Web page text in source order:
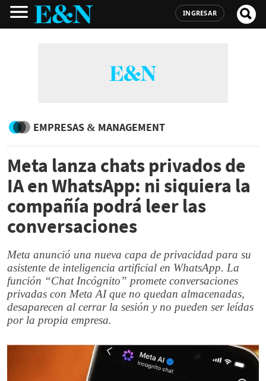
INGRESAR
EMPRESAS & MANAGEMENT
Meta lanza chats privados de
IA en WhatsApp: ni siquiera la
compañía podrá leer las
conversaciones
Meta anunció una nueva capa de privacidad para su
asistente de inteligencia artificial en WhatsApp. La
función “Chat Incógnito” promete conversaciones
privadas con Meta AI que no quedan almacenadas,
desaparecen al cerrar la sesión y no pueden ser leídas
por la propia empresa.